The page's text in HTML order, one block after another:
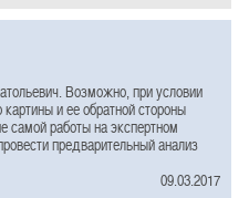
Возможно, при условии
и ее обратной стороны
работы на экспертном
предварительный анализ
09.03.2017